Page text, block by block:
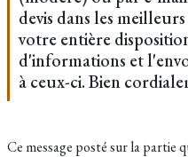
devis dans les
votre entière
d'informations et
à ceux-ci. Bien
Ce message posté sur la partie